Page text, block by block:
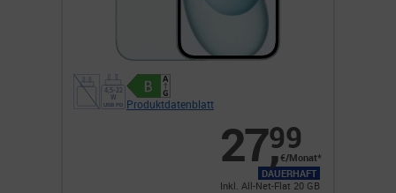
Produktdatenblatt
27,
99
€/Monat*
DAUERHAFT
Inkl. All-Net-Flat 20 GB